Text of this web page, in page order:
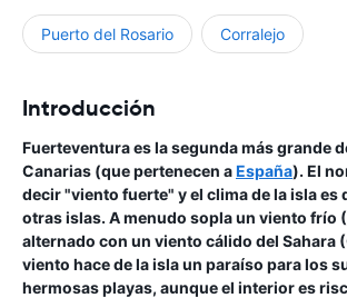
Puerto del Rosario Corralejo
Introducción
Fuerteventura es la segunda más grande
Canarias (que pertenecen aEspaña). El
decir "viento fuerte" y el clima de la isla es
otras islas. A menudo sopla un viento frío
alternado con un viento cálido del Sahara
viento hace de la isla un paraíso para los
hermosas playas, aunque el interior es